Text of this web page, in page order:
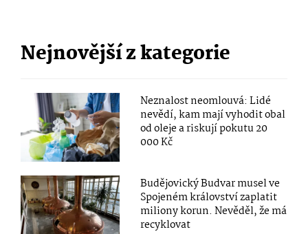
Nejnovější z kategorie
Neznalost neomlouvá: Lidé
nevědí, kam mají vyhodit obal
od oleje a riskují pokutu 20
000 Kč
Budějovický Budvar musel ve
Spojeném království zaplatit
miliony korun. Nevěděl, že má
recyklovat